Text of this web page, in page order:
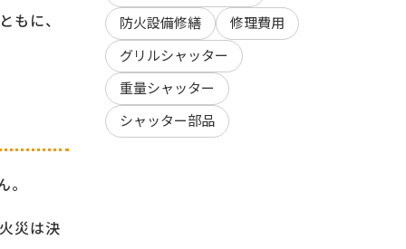
もに、
災は決
防火設備修繕
修理費用
グリルシャッター
重量シャッター
シャッター部品